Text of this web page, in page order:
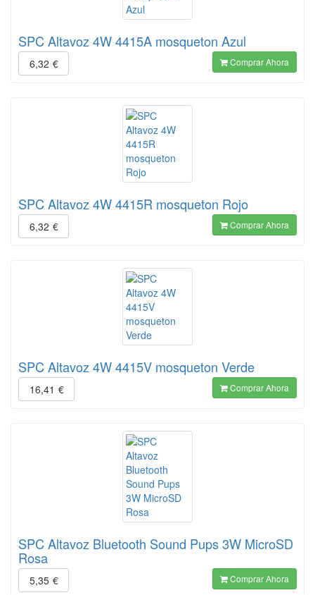
SPC Altavoz 4W 4415A mosqueton Azul
6,32 € Comprar Ahora
SPC Altavoz 4W 4415R mosqueton Rojo
6,32 € Comprar Ahora
SPC Altavoz 4W 4415V mosqueton Verde
16,41 € Comprar Ahora
SPC Altavoz Bluetooth Sound Pups 3W MicroSD
Rosa
5,35 € Comprar Ahora